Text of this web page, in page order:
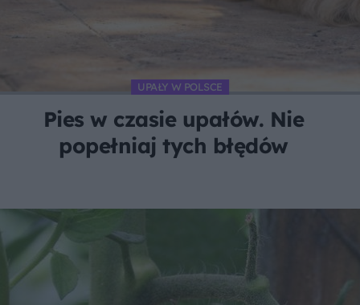
UPAŁY W POLSCE
Pies w czasie upałów. Nie
popełniaj tych błędów